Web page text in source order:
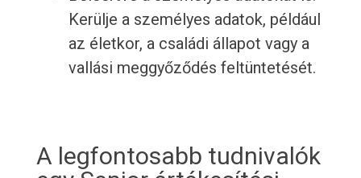
Kerülje a személyes adatok, például
az életkor, a családi állapot vagy a
vallási meggyőződés feltüntetését.
A legfontosabb tudnivalók